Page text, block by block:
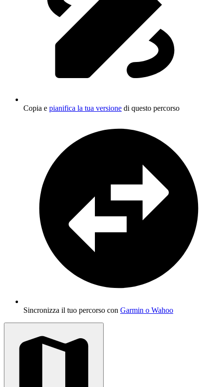
Copia e pianifica la tua versione di questo percorso
Sincronizza il tuo percorso con Garmin o Wahoo